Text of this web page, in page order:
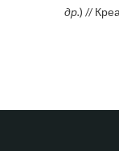
др.) //